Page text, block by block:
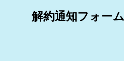
解約通知フォーム